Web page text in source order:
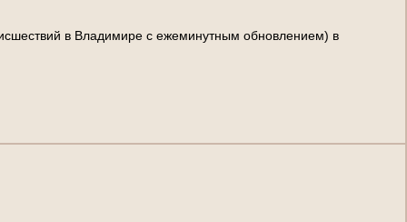
сшествий в Владимире с ежеминутным обновлением) в